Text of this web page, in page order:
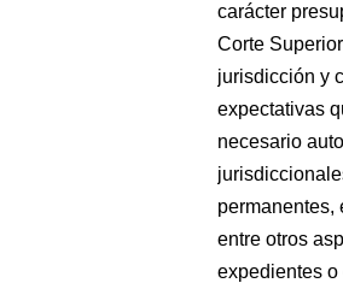
carácter
Corte
jurisdicción y
expectativas
necesario
permanentes,
entre otros
expedientes